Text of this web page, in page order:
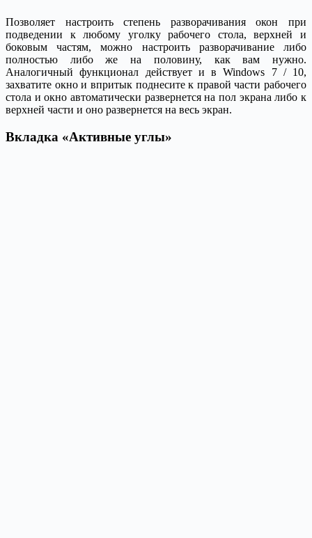
Позволяет настроить степень разворачивания окон при
подведении к любому уголку рабочего стола, верхней и
боковым частям, можно настроить разворачивание либо
полностью либо же на половину, как вам нужно.
Аналогичный функционал действует и в Windows 7 / 10,
захватите окно и впритык поднесите к правой части рабочего
стола и окно автоматически развернется на пол экрана либо к
верхней части и оно развернется на весь экран.
Вкладка «Активные углы»